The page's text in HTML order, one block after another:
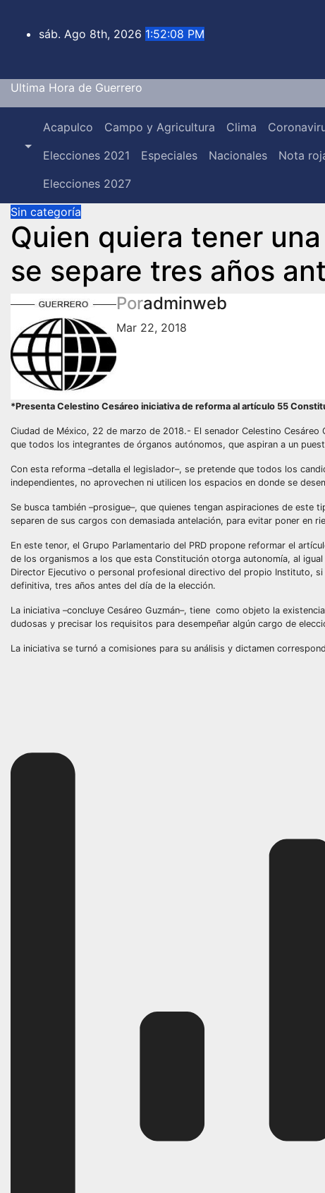
contenido
sáb. Ago 8th, 2026 1:52:08 PM
Ultima Hora de Guerrero
Acapulco Campo y Agricultura Clima
Elecciones 2021
Especiales Nacionales Nota
Elecciones 2027
Sin categoría
Quien quiera tener
se separe tres años
Poradminweb
Mar 22, 2018
*Presenta Celestino Cesáreo iniciativa de reforma al artículo 55
Ciudad de México, 22 de marzo de 2018.- El senador Celestino
que todos los integrantes de órganos autónomos, que aspiran a un
Con esta reforma –detalla el legislador–, se pretende que todos los
independientes, no aprovechen ni utilicen los espacios en donde se
Se busca también –prosigue–, que quienes tengan aspiraciones de
separen de sus cargos con demasiada antelación, para evitar poner en
En este tenor, el Grupo Parlamentario del PRD propone reformar el
de los organismos a los que esta Constitución otorga autonomía, al
Director Ejecutivo o personal profesional directivo del propio Instituto,
definitiva, tres años antes del día de la elección.
La iniciativa –concluye Cesáreo Guzmán–, tiene como objeto la
dudosas y precisar los requisitos para desempeñar algún cargo de
La iniciativa se turnó a comisiones para su análisis y dictamen